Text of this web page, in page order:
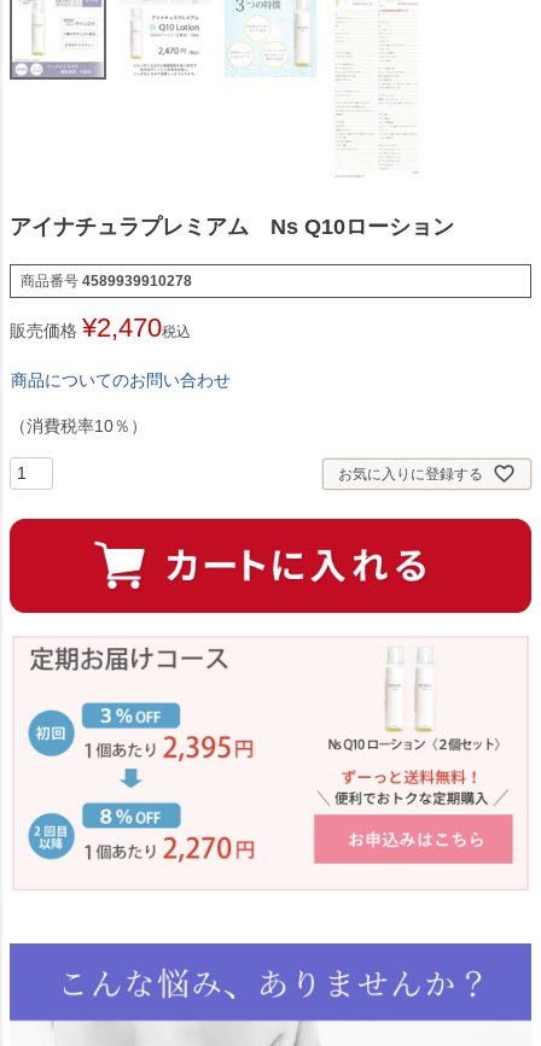
アイナチュラプレミアム Ns Q10ローション
商品番号 4589939910278
販売価格 ¥2,470税込
商品についてのお問い合わせ
（消費税率10％）
お気に入りに登録する